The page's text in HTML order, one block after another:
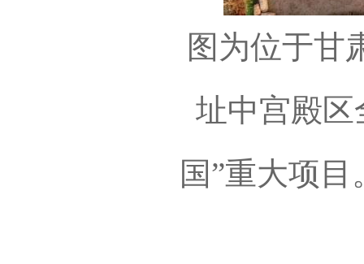
图为位于甘
址中宫殿区
国”重大项